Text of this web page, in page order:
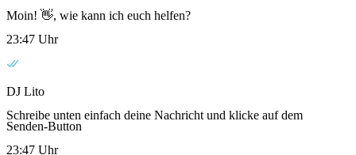
Moin! 👋, wie kann ich euch helfen?
23:47 Uhr
DJ Lito
Schreibe unten einfach deine Nachricht und klicke auf dem
Senden-Button
23:47 Uhr